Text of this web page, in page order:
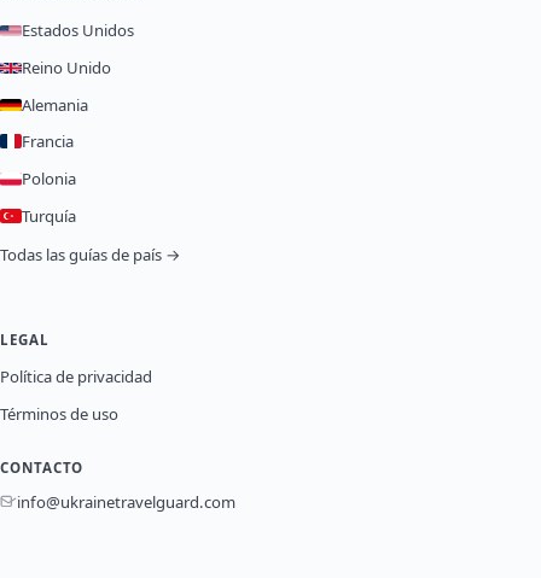
Estados Unidos
Reino Unido
Alemania
Francia
Polonia
Turquía
Todas las guías de país →
LEGAL
Política de privacidad
Términos de uso
CONTACTO
info@ukrainetravelguard.com